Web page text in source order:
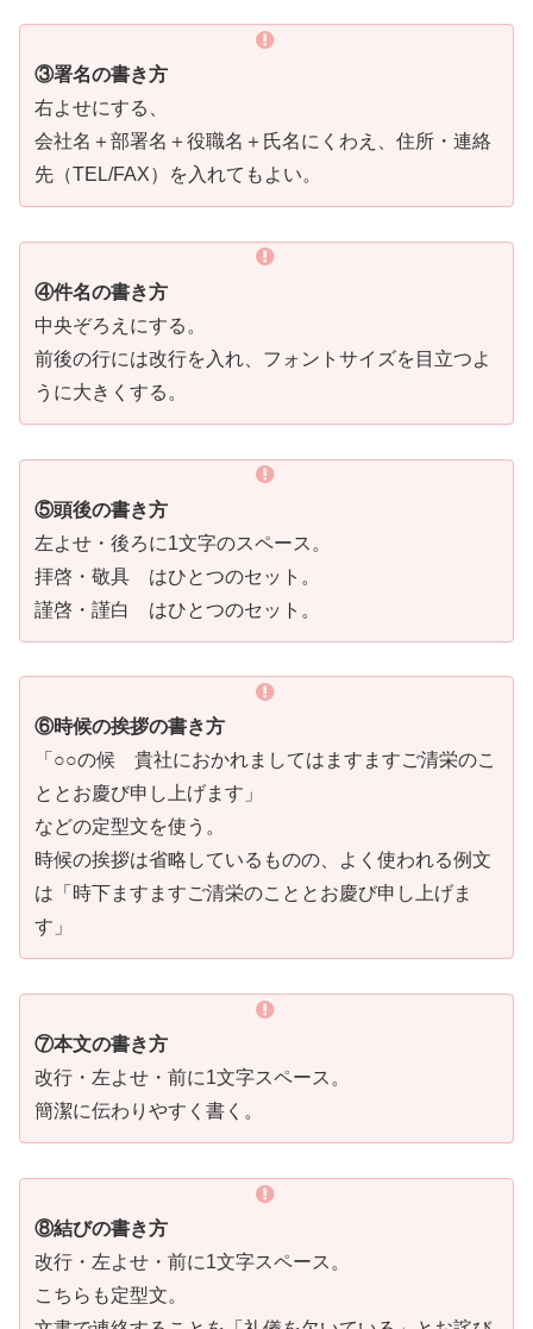
③署名の書き方
右よせにする、
会社名＋部署名＋役職名＋氏名にくわえ、住所・連絡
先（TEL/FAX）を入れてもよい。
④件名の書き方
中央ぞろえにする。
前後の行には改行を入れ、フォントサイズを目立つよ
うに大きくする。
⑤頭後の書き方
左よせ・後ろに1文字のスペース。
拝啓・敬具 はひとつのセット。
謹啓・謹白 はひとつのセット。
⑥時候の挨拶の書き方
「○○の候 貴社におかれましてはますますご清栄のこ
ととお慶び申し上げます」
などの定型文を使う。
時候の挨拶は省略しているものの、よく使われる例文
は「時下ますますご清栄のこととお慶び申し上げま
す」
⑦本文の書き方
改行・左よせ・前に1文字スペース。
簡潔に伝わりやすく書く。
⑧結びの書き方
改行・左よせ・前に1文字スペース。
こちらも定型文。